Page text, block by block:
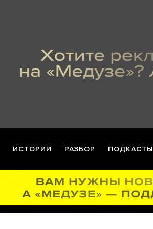
ИСТОРИИ РАЗБОР ПОДКАСТЫ